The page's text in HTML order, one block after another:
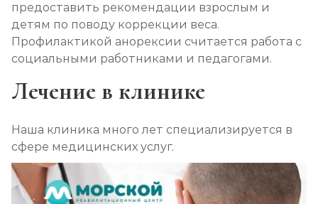
предоставить рекомендации взрослым и
детям по поводу коррекции веса.
Профилактикой анорексии считается работа с
социальными работниками и педагогами.
Лечение в клинике
Наша клиника много лет специализируется в
сфере медицинских услуг.